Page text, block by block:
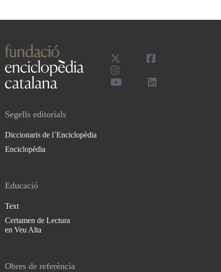
Segells editorials
Diccionaris de l`Enciclopèdia
Enciclopèdia
Educació
Text
Certamen de Lectura
en Veu Alta
Obres de referència